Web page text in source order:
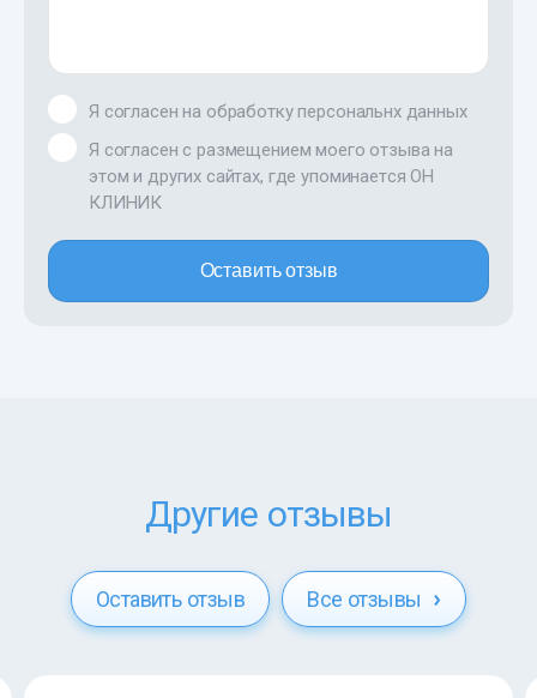
Я согласен на обработку персональнх данных
Я согласен с размещением моего отзыва на
этом и других сайтах, где упоминается ОН
КЛИНИК
Оставить отзыв
Другие отзывы
Оставить отзыв Все отзывы